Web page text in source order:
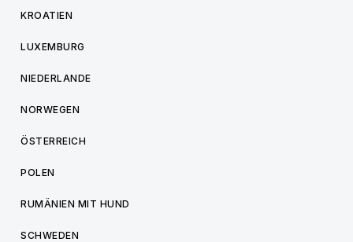
KROATIEN
LUXEMBURG
NIEDERLANDE
NORWEGEN
ÖSTERREICH
POLEN
RUMÄNIEN MIT HUND
SCHWEDEN